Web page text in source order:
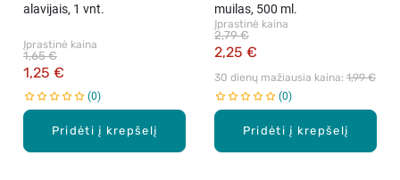
Pridėti į krepšelį
alavijais, 1 vnt.
Įprastinė kaina
1,25 €
1,65 €
0
Pridėti į krepšelį
muilas, 500 ml.
Įprastinė kaina
2,25 €
2,79 €
30 dienų mažiausia kaina: 1,99 €
0